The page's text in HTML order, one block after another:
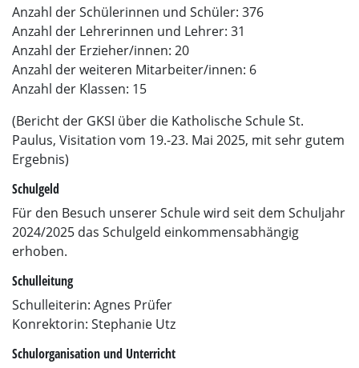
Anzahl der Schülerinnen und Schüler: 376
Anzahl der Lehrerinnen und Lehrer: 31
Anzahl der Erzieher/innen: 20
Anzahl der weiteren Mitarbeiter/innen: 6
Anzahl der Klassen: 15
(Bericht der GKSI über die Katholische Schule St.
Paulus, Visitation vom 19.-23. Mai 2025, mit sehr gutem
Ergebnis)
Schulgeld
Für den Besuch unserer Schule wird seit dem Schuljahr
2024/2025 das Schulgeld einkommensabhängig
erhoben.
Schulleitung
Schulleiterin: Agnes Prüfer
Konrektorin: Stephanie Utz
Schulorganisation und Unterricht